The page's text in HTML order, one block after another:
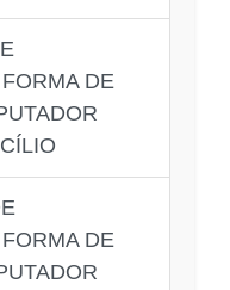
DE
DE